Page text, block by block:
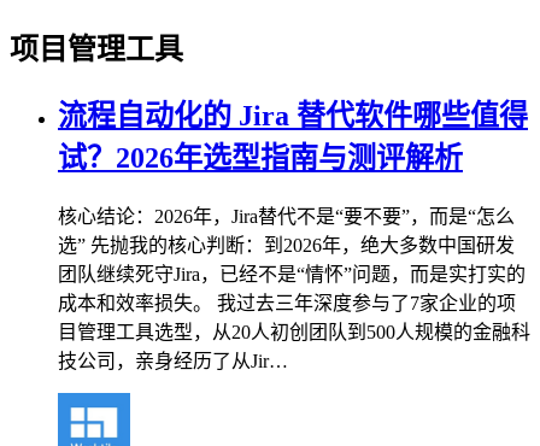
项目管理工具
流程自动化的 Jira 替代软件哪些值得
试？2026年选型指南与测评解析
核心结论：2026年，Jira替代不是“要不要”，而是“怎么
选” 先抛我的核心判断：到2026年，绝大多数中国研发
团队继续死守Jira，已经不是“情怀”问题，而是实打实的
成本和效率损失。 我过去三年深度参与了7家企业的项
目管理工具选型，从20人初创团队到500人规模的金融科
技公司，亲身经历了从Jir…